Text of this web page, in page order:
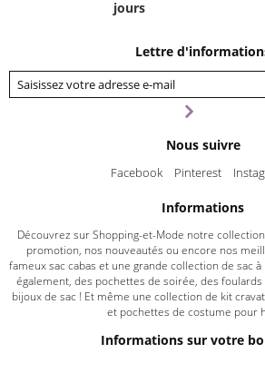
jours
Lettre
Nous suivre
Facebook Pinterest
Informations
Découvrez sur Shopping-et-Mode notre
promotion, nos nouveautés ou encore nos
fameux sac cabas et une grande collection de sac
également, des pochettes de soirée, des
bijoux de sac ! Et même une collection de kit
et pochettes de costume pour
Informations sur votre